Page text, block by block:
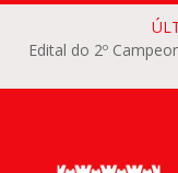
Edital do 2º